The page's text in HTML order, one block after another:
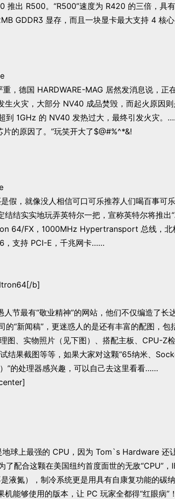
推出 R500。“R500”速度为 R420 的三倍，具
GDDR3 显存，而且一块显卡最大支持 4 核心
，德国 HARDWARE-MAG 居然发消息说，正
生火灾，大部分 NV40 成品焚毁，而起火原因则
到 1GHz 的 NV40 发热过大，最终引发火灾。
的原因了。”玩笑开大了$@#%^*&!
，就像没人相信可口可乐推荐人们喝百事可
结结实实地玩弄英特尔一把，宣称英特尔将推出
64/FX，1000MHz Hypertransport 总线，北
，支持 PCI-E，千兆网卡……
b]
最有“敬业精神”的网站，他们不仅编造了长
“新闻稿”，更迷惑人的是还有丰富的配图，包
图、实物照片（见下图）、搭配主板、CPU-Z检
结果截图等等，如果大家对这颗“65纳米、
”的处理器感兴趣，可以自己去这里看看……
上最强的 CPU，因为 Tom`s Hardware 还
配合这颗在美国纽约首度面世的无敌“CPU”，
液氮），制冷系统更是用具有自康复功能的碳纳
机能够使用的版本，让 PC 玩家全都得“红眼病”！